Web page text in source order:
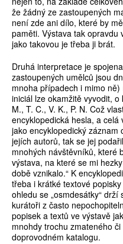
že žádný ze zastoupených
není zde ani dílo, které by
paměti. Výstava tak
jako takovou je třeba ji brát.
Druhá interpretace je
zastoupených umělců jsou
mnoha případech i mimo
iniciál lze okamžitě vyvodit,
M., T. C., V. K., P. N. Což
encyklopedická hesla, a
jako encyklopedický záznam
jejích autorů, tak se jej
mnohých návštěvníků, které
výstava, na které se mi
době vznikalo.“ K
třeba i krátké textové
ohledu se „osmdesátky“
kurátoři z často
popisek a textů ve výstavě
mnohdy trochu zmateného
doprovodném katalogu.